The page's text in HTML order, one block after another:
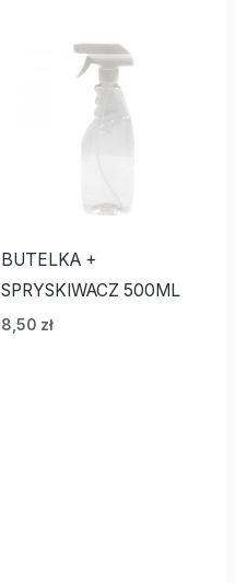
BUTELKA +
SPRYSKIWACZ 500ML
8,50 zł